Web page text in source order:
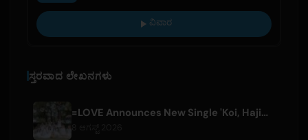
ವಿವಾರ
ಸ್ತರವಾದ ಲೇಖನಗಳು
=LOVE Announces New Single 'Koi, Hajimemashita.' and Tokyo Dome Concerts